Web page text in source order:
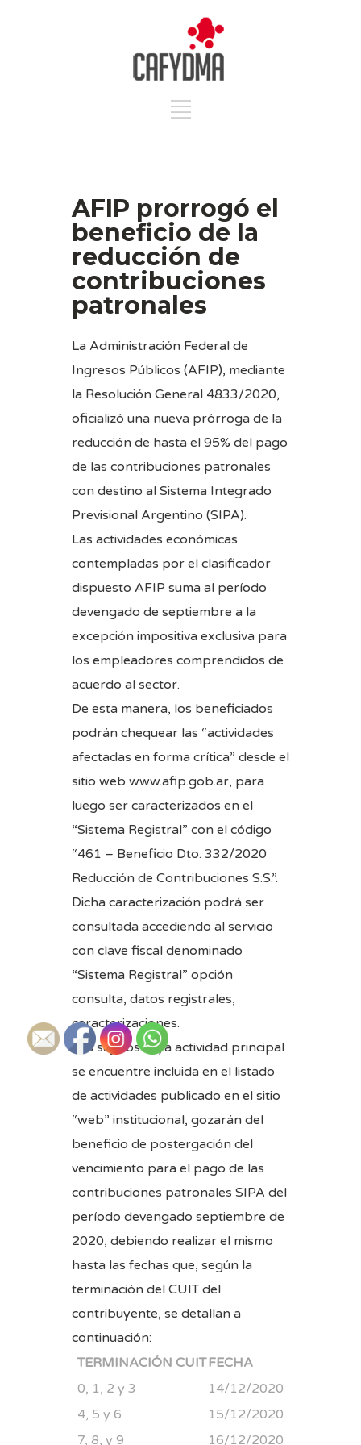
AFIP prorrogó el
beneficio de la
reducción de
contribuciones
patronales
La Administración Federal de
Ingresos Públicos (AFIP), mediante
la Resolución General 4833/2020,
oficializó una nueva prórroga de la
reducción de hasta el 95% del pago
de las contribuciones patronales
con destino al Sistema Integrado
Previsional Argentino (SIPA).
Las actividades económicas
contempladas por el clasificador
dispuesto AFIP suma al período
devengado de septiembre a la
excepción impositiva exclusiva para
los empleadores comprendidos de
acuerdo al sector.
De esta manera, los beneficiados
podrán chequear las “actividades
afectadas en forma crítica” desde el
sitio web www.afip.gob.ar, para
luego ser caracterizados en el
“Sistema Registral” con el código
“461 – Beneficio Dto. 332/2020
Reducción de Contribuciones S.S.”.
Dicha caracterización podrá ser
consultada accediendo al servicio
con clave fiscal denominado
“Sistema Registral” opción
consulta, datos registrales,
caracterizaciones.
Los sujetos cuya actividad principal
se encuentre incluida en el listado
de actividades publicado en el sitio
“web” institucional, gozarán del
beneficio de postergación del
vencimiento para el pago de las
contribuciones patronales SIPA del
período devengado septiembre de
2020, debiendo realizar el mismo
hasta las fechas que, según la
terminación del CUIT del
contribuyente, se detallan a
continuación:
TERMINACIÓN CUITFECHA
0, 1, 2 y 3
14/12/2020
4, 5 y 6
15/12/2020
7, 8, y 9
16/12/2020